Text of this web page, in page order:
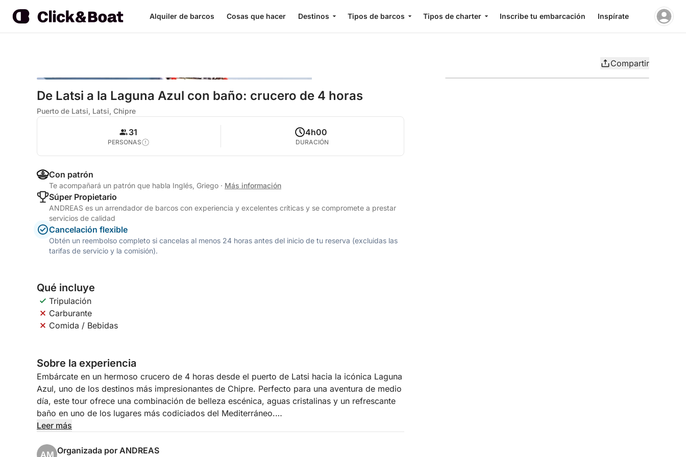
Alquiler de barcos Cosas que hacer Destinos Tipos de barcos Tipos de charter Inscribe tu embarcación Inspírate
Compartir
De Latsi a la Laguna Azul con baño: crucero de 4 horas
Puerto de Latsi, Latsi, Chipre
31
PERSONAS
4h00
DURACIÓN
Con patrón
Te acompañará un patrón que habla Inglés, Griego · Más información
Súper Propietario
ANDREAS es un arrendador de barcos con experiencia y excelentes críticas y se compromete a prestar
servicios de calidad
Cancelación flexible
Obtén un reembolso completo si cancelas al menos 24 horas antes del inicio de tu reserva (excluidas las
tarifas de servicio y la comisión).
Qué incluye
Tripulación
Carburante
Comida / Bebidas
Sobre la experiencia
Embárcate en un hermoso crucero de 4 horas desde el puerto de Latsi hacia la icónica Laguna
Azul, uno de los destinos más impresionantes de Chipre. Perfecto para una aventura de medio
día, este tour ofrece una combinación de belleza escénica, aguas cristalinas y un refrescante
baño en uno de los lugares más codiciados del Mediterráneo.
escarpados acantilados, playas solitarias y exuberante vegetación. Al dirigirte hacia la Laguna
Leer más
AM Organizada por ANDREAS